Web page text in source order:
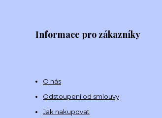
Informace pro zákazníky
O nás
Odstoupení od smlouvy
Jak nakupovat